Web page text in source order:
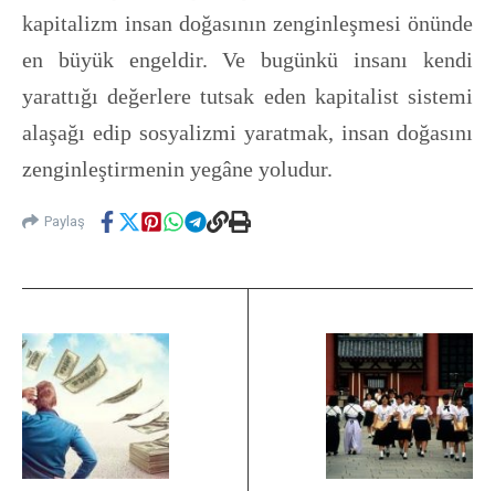
kapitalizm insan doğasının zenginleşmesi önünde
en büyük engeldir. Ve bugünkü insanı kendi
yarattığı değerlere tutsak eden kapitalist sistemi
alaşağı edip sosyalizmi yaratmak, insan doğasını
zenginleştirmenin yegâne yoludur.
Paylaş